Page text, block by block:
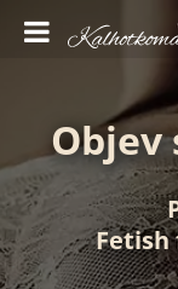
Objev